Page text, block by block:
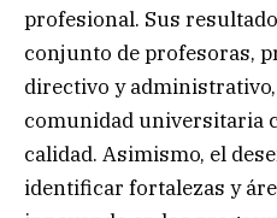
profesional. Sus
conjunto de profesoras,
directivo y
comunidad universitaria
calidad. Asimismo, el
identificar fortalezas y